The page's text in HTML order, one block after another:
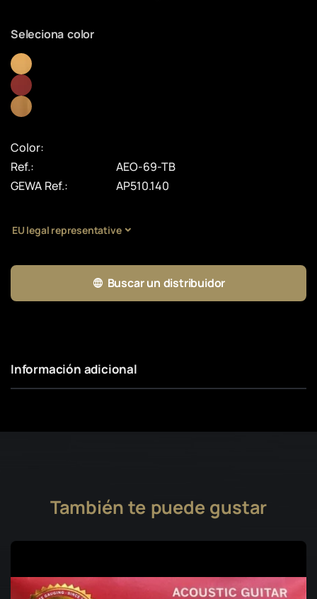
Seleciona color
Color:
Ref.:
AEO-69-TB
GEWA Ref.:
AP510.140
EU legal representative
Buscar un distribuidor
Información adicional
También te puede gustar